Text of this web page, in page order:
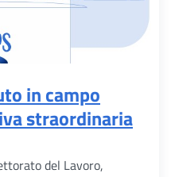
in campo
straordinaria
del Lavoro,